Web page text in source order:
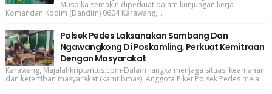
Muspika semakin diperkuat dalam kunjungan kerja
Komandan Kodim (Dandim) 0604 Karawang,...
Polsek Pedes Laksanakan Sambang Dan
Ngawangkong Di Poskamling, Perkuat Kemitraan
Dengan Masyarakat
Karawang, Majalahkriptantus.com-Dalam rangka menjaga situasi keamanan
dan ketertiban masyarakat (kamtibmas), Anggota Piket Polsek Pedes mela...